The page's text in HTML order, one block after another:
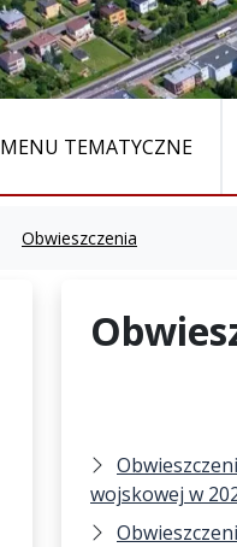
MENU TEMATYCZNE
Obwieszczenia
wojskowej w